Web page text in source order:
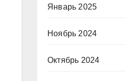
Январь 2025
Ноябрь 2024
Октябрь 2024